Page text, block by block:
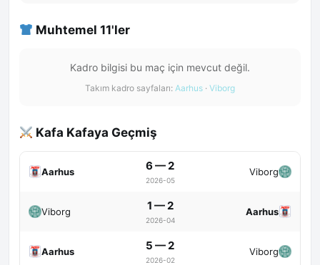
Muhtemel 11'ler
Kadro bilgisi bu maç için mevcut değil.
Takım kadro sayfaları: Aarhus · Viborg
Kafa Kafaya Geçmiş
Aarhus 6 — 2
2026-05
Viborg
Viborg 1 — 2
2026-04
Aarhus
Aarhus 5 — 2
2026-02
Viborg